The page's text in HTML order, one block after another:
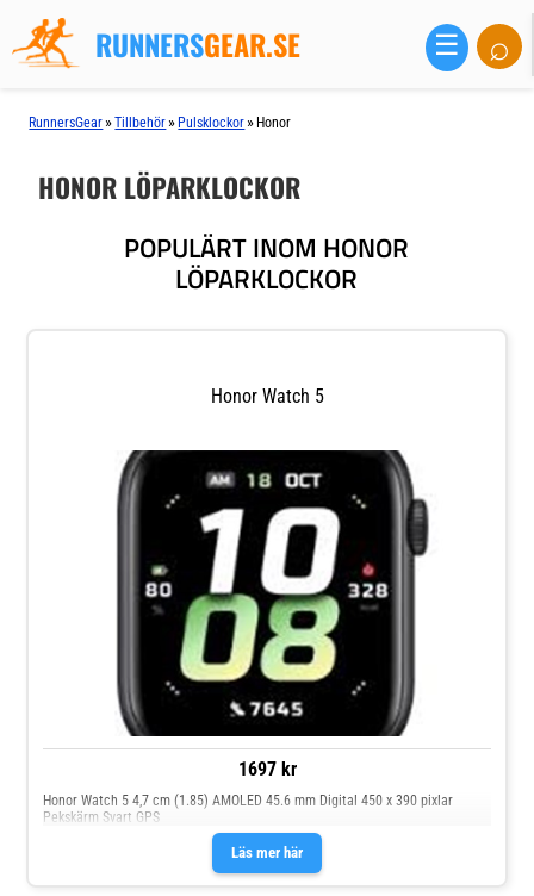
RUNNERSGEAR.SE ☰ ⌕
RunnersGear »Tillbehör » Pulsklockor » Honor
HONOR LÖPARKLOCKOR
POPULÄRT INOM HONOR
LÖPARKLOCKOR
Honor Watch 5
1697 kr
Läs mer här
Honor Watch 5 4,7 cm (1.85) AMOLED 45.6 mm Digital 450 x 390 pixlar
Pekskärm Svart GPS